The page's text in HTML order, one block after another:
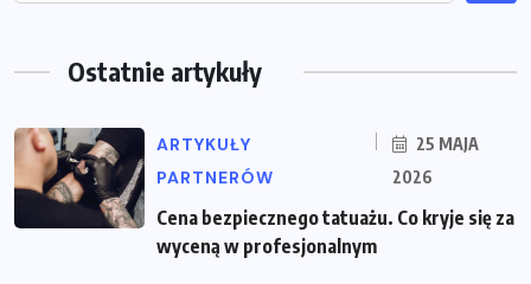
Ostatnie artykuły
ARTYKUŁY
PARTNERÓW
25 MAJA
2026
Cena bezpiecznego tatuażu. Co kryje się za
wyceną w profesjonalnym